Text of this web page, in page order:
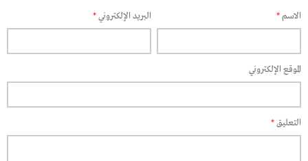
الاسم* البريد الإلكتروني*
الموقع الإلكتروني
التعليق*